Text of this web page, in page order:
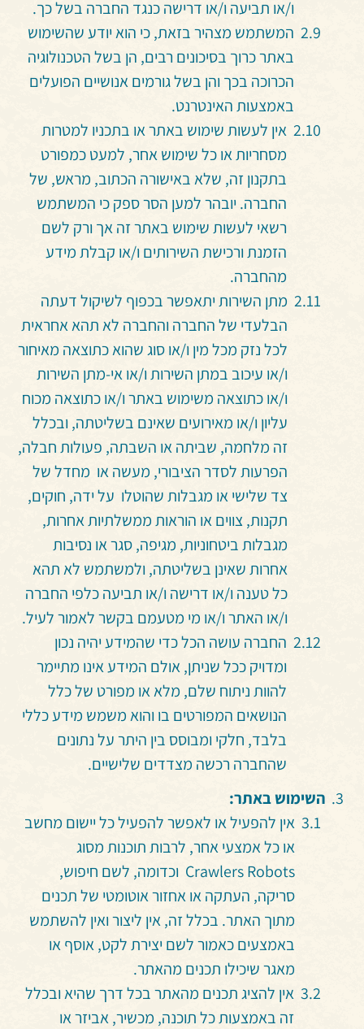
ו/או תביעה ו/או דרישה כנגד החברה בשל כך.
המשתמש מצהיר בזאת, כי הוא יודע שהשימוש
באתר כרוך בסיכונים רבים, הן בשל הטכנולוגיה
הכרוכה בכך והן בשל גורמים אנושיים הפועלים
באמצעות האינטרנט.
אין לעשות שימוש באתר או בתכניו למטרות
מסחריות או כל שימוש אחר, למעט כמפורט
בתקנון זה, שלא באישורה הכתוב, מראש, של
החברה. יובהר למען הסר ספק כי המשתמש
רשאי לעשות שימוש באתר זה אך ורק לשם
הזמנת ורכישת השירותים ו/או קבלת מידע
מהחברה.
מתן השירות יתאפשר בכפוף לשיקול דעתה
הבלעדי של החברה והחברה לא תהא אחראית
לכל נזק מכל מין ו/או סוג שהוא כתוצאה מאיחור
ו/או עיכוב במתן השירות ו/או אי-מתן השירות
ו/או כתוצאה משימוש באתר ו/או כתוצאה מכוח
עליון ו/או מאירועים שאינם בשליטתה, ובכלל
זה מלחמה, שביתה או השבתה, פעולות חבלה,
הפרעות לסדר הציבורי, מעשה או מחדל של
צד שלישי או מגבלות שהוטלו על ידה, חוקים,
תקנות, צווים או הוראות ממשלתיות אחרות,
מגבלות ביטחוניות, מגיפה, סגר או נסיבות
אחרות שאינן בשליטתה, ולמשתמש לא תהא
כל טענה ו/או דרישה ו/או תביעה כלפי החברה
ו/או האתר ו/או מי מטעמם בקשר לאמור לעיל.
החברה עושה הכל כדי שהמידע יהיה נכון
ומדויק ככל שניתן, אולם המידע אינו מתיימר
להוות ניתוח שלם, מלא או מפורט של כלל
הנושאים המפורטים בו והוא משמש מידע כללי
בלבד, חלקי ומבוסס בין היתר על נתונים
שהחברה רכשה מצדדים שלישיים.
השימוש באתר:
אין להפעיל או לאפשר להפעיל כל יישום מחשב
או כל אמצעי אחר, לרבות תוכנות מסוג
Crawlers Robots וכדומה, לשם חיפוש,
סריקה, העתקה או אחזור אוטומטי של תכנים
מתוך האתר. בכלל זה, אין ליצור ואין להשתמש
באמצעים כאמור לשם יצירת לקט, אוסף או
מאגר שיכילו תכנים מהאתר.
אין להציג תכנים מהאתר בכל דרך שהיא ובכלל
זה באמצעות כל תוכנה, מכשיר, אביזר או